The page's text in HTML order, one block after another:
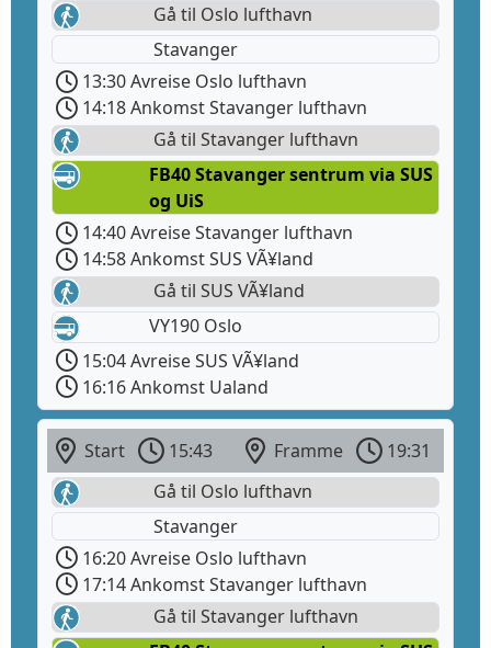
Gå til Oslo lufthavn
Stavanger
13:30 Avreise Oslo lufthavn
14:18 Ankomst Stavanger lufthavn
Gå til Stavanger lufthavn
FB40 Stavanger sentrum via SUS
og UiS
14:40 Avreise Stavanger lufthavn
14:58 Ankomst SUS VÃ¥land
Gå til SUS VÃ¥land
VY190 Oslo
15:04 Avreise SUS VÃ¥land
16:16 Ankomst Ualand
Start 15:43 Framme
19:31
Gå til Oslo lufthavn
Stavanger
16:20 Avreise Oslo lufthavn
17:14 Ankomst Stavanger lufthavn
Gå til Stavanger lufthavn